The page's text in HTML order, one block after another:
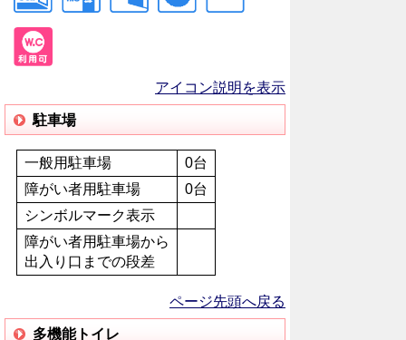
アイコン説明を表示
駐車場
一般用駐車場
0台
障がい者用駐車場
0台
シンボルマーク表示
障がい者用駐車場から
出入り口までの段差
ページ先頭へ戻る
多機能トイレ